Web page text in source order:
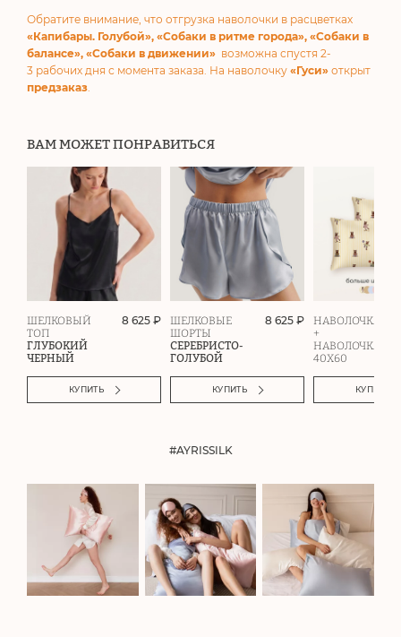
Обратите внимание, что отгрузка наволочки в расцветках
«Капибары. Голубой», «Собаки в ритме города», «Собаки в
балансе», «Собаки в движении» возможна спустя 2-
3 рабочих дня с момента заказа. На наволочку «Гуси» открыт
предзаказ.
ВАМ МОЖЕТ ПОНРАВИТЬСЯ
ШЕЛКОВЫЙ
ТОП
ГЛУБОКИЙ
ЧЕРНЫЙ
8 625 ₽
КУПИТЬ
ШЕЛКОВЫЕ
ШОРТЫ
СЕРЕБРИСТО-
ГОЛУБОЙ
8 625 ₽
КУПИТЬ
НАВОЛОЧКА
+
НАВОЛОЧКА
40Х60
КУПИТЬ
#AYRISSILK